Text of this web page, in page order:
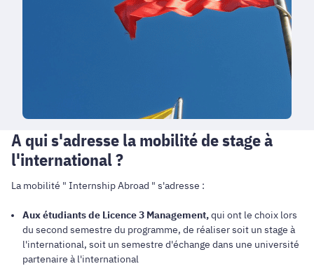
A qui s'adresse la mobilité de stage à
l'international ?
La mobilité " Internship Abroad " s'adresse :
Aux étudiants de Licence 3 Management,qui ont le choix lors
du second semestre du programme, de réaliser soit un stage à
l'international, soit un semestre d'échange dans une université
partenaire à l'international